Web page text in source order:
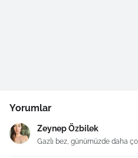
Yorumlar
Zeynep Özbilek
Gazlı bez, günümüzde daha